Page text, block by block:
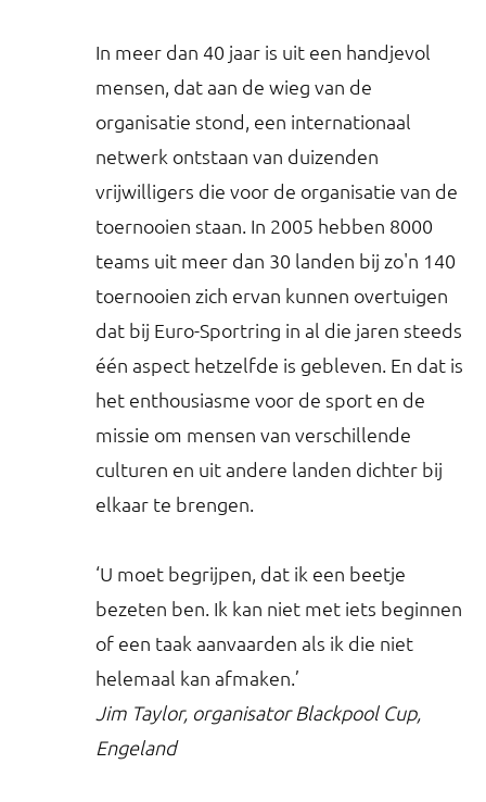
In meer dan 40 jaar is uit een handjevol
mensen, dat aan de wieg van de
organisatie stond, een internationaal
netwerk ontstaan van duizenden
vrijwilligers die voor de organisatie van de
toernooien staan. In 2005 hebben 8000
teams uit meer dan 30 landen bij zo'n 140
toernooien zich ervan kunnen overtuigen
dat bij Euro-Sportring in al die jaren steeds
één aspect hetzelfde is gebleven. En dat is
het enthousiasme voor de sport en de
missie om mensen van verschillende
culturen en uit andere landen dichter bij
elkaar te brengen.
‘U moet begrijpen, dat ik een beetje
bezeten ben. Ik kan niet met iets beginnen
of een taak aanvaarden als ik die niet
helemaal kan afmaken.’
Jim Taylor, organisator Blackpool Cup,
Engeland